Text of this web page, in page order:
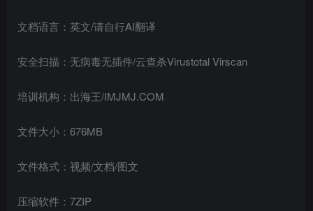
文档语言：英文/请自行AI翻译
安全扫描：无病毒无插件/云查杀Virustotal Virscan
培训机构：出海王/IMJMJ.COM
文件大小：676MB
文件格式：视频/文档/图文
压缩软件：7ZIP